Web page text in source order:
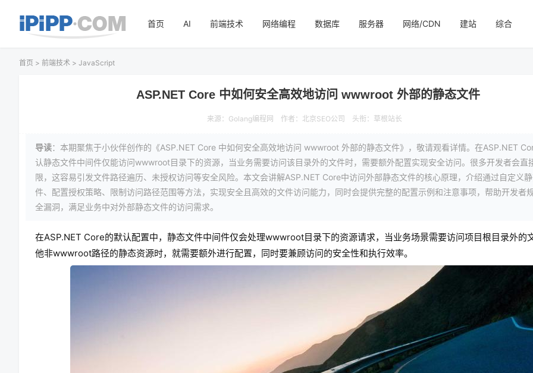
首页 AI 前端技术 网络编程 数据库 服务器 网络/CDN 建站 综合
首页 > 前端技术 > JavaScript
ASP.NET Core 中如何安全高效地访问 wwwroot 外部的静态文件
来源： Golang编程网 作者：北京SEO公司 头衔：草根站长
导读：本期聚焦于小伙伴创作的《ASP.NET Core 中如何安全高效地访问 wwwroot 外部的静态文件》，敬请观看详情。在ASP.NET
认静态文件中间件仅能访问wwwroot目录下的资源，当业务需要访问该目录外的文件时，需要额外配置实现安全访问。很多开发者会直
限，这容易引发文件路径遍历、未授权访问等安全风险。本文会讲解ASP.NET Core中访问外部静态文件的核心原理，介绍通过自定义
件、配置授权策略、限制访问路径范围等方法，实现安全且高效的文件访问能力，同时会提供完整的配置示例和注意事项，帮助开发者
全漏洞，满足业务中对外部静态文件的访问需求。
在ASP.NET Core的默认配置中，静态文件中间件仅会处理wwwroot目录下的资源请求，当业务场景需要访问项目根目录外的
他非wwwroot路径的静态资源时，就需要额外进行配置，同时要兼顾访问的安全性和执行效率。